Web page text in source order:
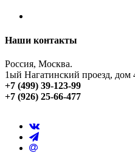
Наши контакты
Россия, Москва.
1ый Нагатинский проезд, дом
+7 (499) 39-123-99
+7 (926) 25-66-477